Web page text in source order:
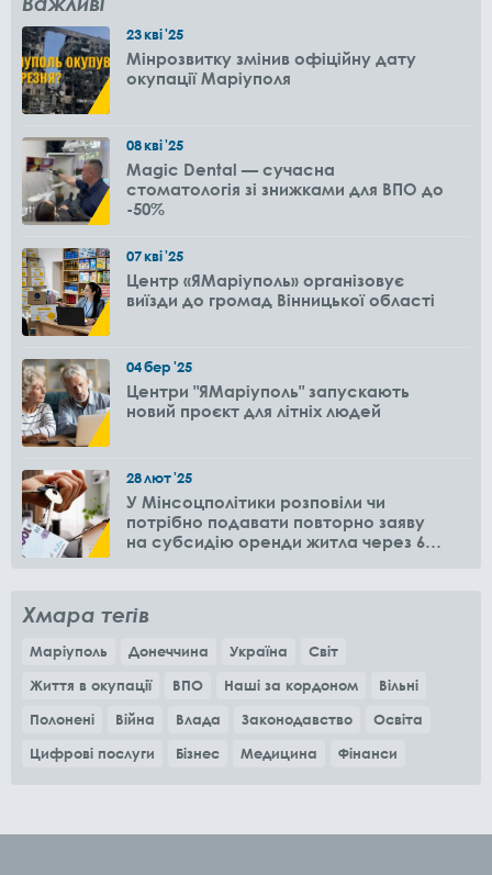
23кві'25
Мінрозвитку змінив офіційну дату
окупації Маріуполя
08кві'25
Magic Dental — сучасна
стоматологія зі знижками для ВПО до
-50%
07кві'25
Центр «ЯМаріуполь» організовує
виїзди до громад Вінницької області
04бер'25
Центри "ЯМаріуполь" запускають
новий проєкт для літніх людей
28лют'25
У Мінсоцполітики розповіли чи
потрібно подавати повторно заяву
на субсидію оренди житла через 6
Хмара тегів
Маріуполь Донеччина Україна
Світ
Життя в окупації
ВПО Наші за кордоном
Вільні
Полонені
Війна Влада Законодавство
Освіта
Цифрові послуги
Бізнес Медицина Фінанси